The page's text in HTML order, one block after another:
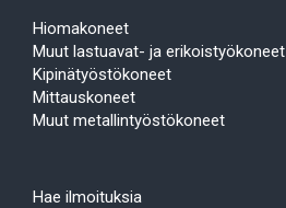
Hiomakoneet
Muut lastuavat- ja erikoistyökoneet
Kipinätyöstökoneet
Mittauskoneet
Muut metallintyöstökoneet
Hae ilmoituksia